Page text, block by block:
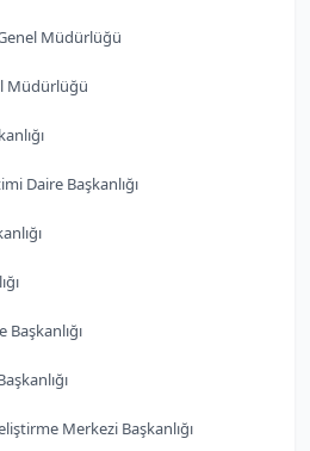
Müdürlüğü
Müdürlüğü
Daire Başkanlığı
Merkezi Başkanlığı